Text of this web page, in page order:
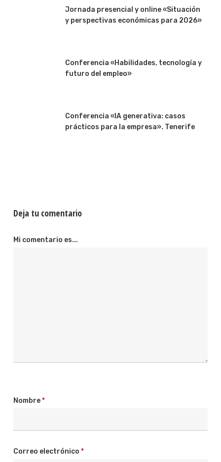
Jornada presencial y online «Situación
y perspectivas económicas para 2026»
Conferencia «Habilidades, tecnología y
futuro del empleo»
Conferencia «IA generativa: casos
prácticos para la empresa». Tenerife
Deja tu comentario
Mi comentario es...
Nombre*
Correo electrónico *